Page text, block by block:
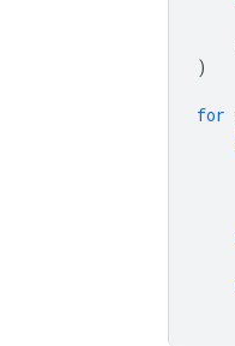
)
for